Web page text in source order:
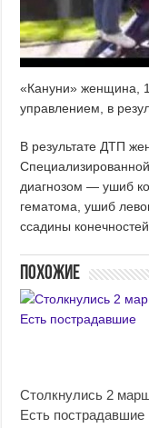
«Кануни» женщина,
управлением, в
В результате ДТП
диагнозом — ушиб
гематома, ушиб
ссадины конечностей.
Похожие
Столкнулись 2
Есть пострадавшие